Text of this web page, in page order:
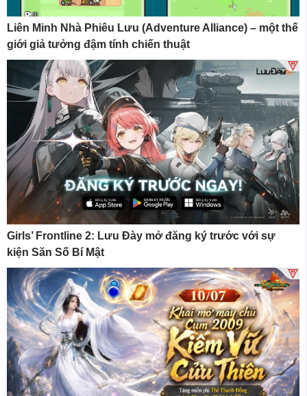
Liên Minh Nhà Phiêu Lưu (Adventure Alliance) – một thế
giới giả tưởng đậm tính chiến thuật
Girls’ Frontline 2: Lưu Đày mở đăng ký trước với sự
kiện Săn Số Bí Mật